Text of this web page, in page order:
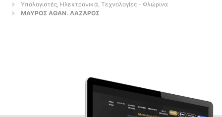
Υπολογιστές, Ηλεκτρονικά, Τεχνολογίες - Φλώρινα
ΜΑΥΡΟΣ ΑΘΑΝ. ΛΑΖΑΡΟΣ